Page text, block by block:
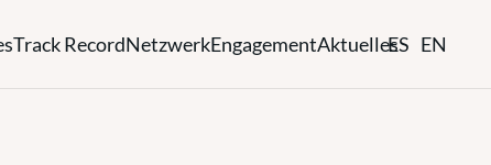
Track RecordNetzwerkEngagementAktuellesES EN